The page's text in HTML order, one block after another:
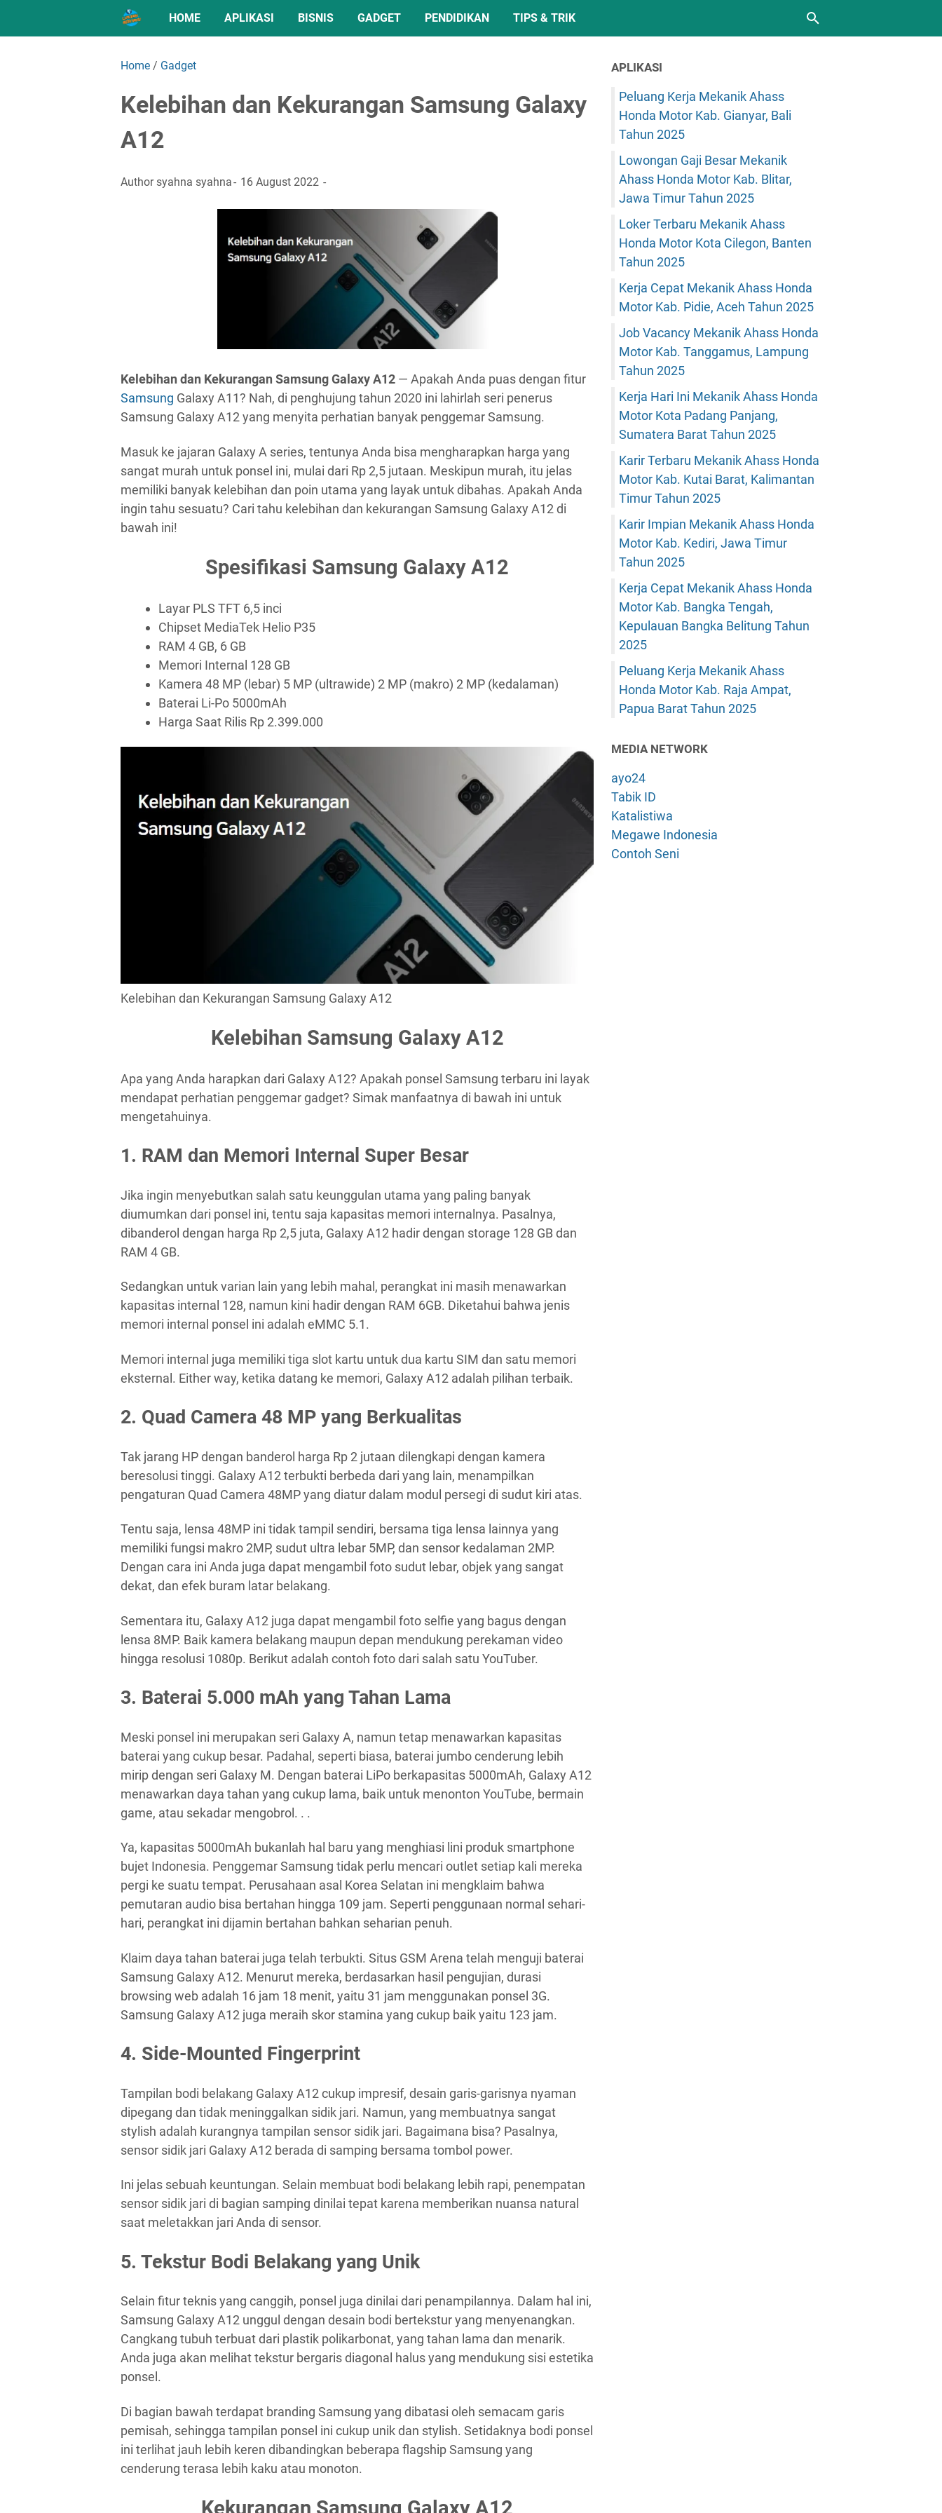
HOME APLIKASI BISNIS GADGET PENDIDIKAN TIPS & TRIK
Home / Gadget
Kelebihan dan Kekurangan Samsung Galaxy
A12
Authorsyahna syahna 16 August 2022
Kelebihan dan Kekurangan Samsung Galaxy A12 — Apakah Anda puas dengan fitur
Samsung Galaxy A11? Nah, di penghujung tahun 2020 ini lahirlah seri penerus
Samsung Galaxy A12 yang menyita perhatian banyak penggemar Samsung.
Masuk ke jajaran Galaxy A series, tentunya Anda bisa mengharapkan harga yang
sangat murah untuk ponsel ini, mulai dari Rp 2,5 jutaan. Meskipun murah, itu jelas
memiliki banyak kelebihan dan poin utama yang layak untuk dibahas. Apakah Anda
ingin tahu sesuatu? Cari tahu kelebihan dan kekurangan Samsung Galaxy A12 di
bawah ini!
Spesifikasi Samsung Galaxy A12
Layar PLS TFT 6,5 inci
Chipset MediaTek Helio P35
RAM 4 GB, 6 GB
Memori Internal 128 GB
Kamera 48 MP (lebar) 5 MP (ultrawide) 2 MP (makro) 2 MP (kedalaman)
Baterai Li-Po 5000mAh
Harga Saat Rilis Rp 2.399.000
Kelebihan dan Kekurangan Samsung Galaxy A12
Kelebihan Samsung Galaxy A12
Apa yang Anda harapkan dari Galaxy A12? Apakah ponsel Samsung terbaru ini layak
mendapat perhatian penggemar gadget? Simak manfaatnya di bawah ini untuk
mengetahuinya.
1. RAM dan Memori Internal Super Besar
Jika ingin menyebutkan salah satu keunggulan utama yang paling banyak
diumumkan dari ponsel ini, tentu saja kapasitas memori internalnya. Pasalnya,
dibanderol dengan harga Rp 2,5 juta, Galaxy A12 hadir dengan storage 128 GB dan
RAM 4 GB.
Sedangkan untuk varian lain yang lebih mahal, perangkat ini masih menawarkan
kapasitas internal 128, namun kini hadir dengan RAM 6GB. Diketahui bahwa jenis
memori internal ponsel ini adalah eMMC 5.1.
Memori internal juga memiliki tiga slot kartu untuk dua kartu SIM dan satu memori
eksternal. Either way, ketika datang ke memori, Galaxy A12 adalah pilihan terbaik.
2. Quad Camera 48 MP yang Berkualitas
Tak jarang HP dengan banderol harga Rp 2 jutaan dilengkapi dengan kamera
beresolusi tinggi. Galaxy A12 terbukti berbeda dari yang lain, menampilkan
pengaturan Quad Camera 48MP yang diatur dalam modul persegi di sudut kiri atas.
Tentu saja, lensa 48MP ini tidak tampil sendiri, bersama tiga lensa lainnya yang
memiliki fungsi makro 2MP, sudut ultra lebar 5MP, dan sensor kedalaman 2MP.
Dengan cara ini Anda juga dapat mengambil foto sudut lebar, objek yang sangat
dekat, dan efek buram latar belakang.
Sementara itu, Galaxy A12 juga dapat mengambil foto selfie yang bagus dengan
lensa 8MP. Baik kamera belakang maupun depan mendukung perekaman video
hingga resolusi 1080p. Berikut adalah contoh foto dari salah satu YouTuber.
3. Baterai 5.000 mAh yang Tahan Lama
Meski ponsel ini merupakan seri Galaxy A, namun tetap menawarkan kapasitas
baterai yang cukup besar. Padahal, seperti biasa, baterai jumbo cenderung lebih
mirip dengan seri Galaxy M. Dengan baterai LiPo berkapasitas 5000mAh, Galaxy A12
menawarkan daya tahan yang cukup lama, baik untuk menonton YouTube, bermain
game, atau sekadar mengobrol. . .
Ya, kapasitas 5000mAh bukanlah hal baru yang menghiasi lini produk smartphone
bujet Indonesia. Penggemar Samsung tidak perlu mencari outlet setiap kali mereka
pergi ke suatu tempat. Perusahaan asal Korea Selatan ini mengklaim bahwa
pemutaran audio bisa bertahan hingga 109 jam. Seperti penggunaan normal sehari-
hari, perangkat ini dijamin bertahan bahkan seharian penuh.
Klaim daya tahan baterai juga telah terbukti. Situs GSM Arena telah menguji baterai
Samsung Galaxy A12. Menurut mereka, berdasarkan hasil pengujian, durasi
browsing web adalah 16 jam 18 menit, yaitu 31 jam menggunakan ponsel 3G.
Samsung Galaxy A12 juga meraih skor stamina yang cukup baik yaitu 123 jam.
4. Side-Mounted Fingerprint
Tampilan bodi belakang Galaxy A12 cukup impresif, desain garis-garisnya nyaman
dipegang dan tidak meninggalkan sidik jari. Namun, yang membuatnya sangat
stylish adalah kurangnya tampilan sensor sidik jari. Bagaimana bisa? Pasalnya,
sensor sidik jari Galaxy A12 berada di samping bersama tombol power.
Ini jelas sebuah keuntungan. Selain membuat bodi belakang lebih rapi, penempatan
sensor sidik jari di bagian samping dinilai tepat karena memberikan nuansa natural
saat meletakkan jari Anda di sensor.
5. Tekstur Bodi Belakang yang Unik
Selain fitur teknis yang canggih, ponsel juga dinilai dari penampilannya. Dalam hal ini,
Samsung Galaxy A12 unggul dengan desain bodi bertekstur yang menyenangkan.
Cangkang tubuh terbuat dari plastik polikarbonat, yang tahan lama dan menarik.
Anda juga akan melihat tekstur bergaris diagonal halus yang mendukung sisi estetika
ponsel.
Di bagian bawah terdapat branding Samsung yang dibatasi oleh semacam garis
pemisah, sehingga tampilan ponsel ini cukup unik dan stylish. Setidaknya bodi ponsel
ini terlihat jauh lebih keren dibandingkan beberapa flagship Samsung yang
cenderung terasa lebih kaku atau monoton.
Kekurangan Samsung Galaxy A12
APLIKASI
Peluang Kerja Mekanik Ahass
Honda Motor Kab. Gianyar, Bali
Tahun 2025
Lowongan Gaji Besar Mekanik
Ahass Honda Motor Kab. Blitar,
Jawa Timur Tahun 2025
Loker Terbaru Mekanik Ahass
Honda Motor Kota Cilegon, Banten
Tahun 2025
Kerja Cepat Mekanik Ahass Honda
Motor Kab. Pidie, Aceh Tahun 2025
Job Vacancy Mekanik Ahass Honda
Motor Kab. Tanggamus, Lampung
Tahun 2025
Kerja Hari Ini Mekanik Ahass Honda
Motor Kota Padang Panjang,
Sumatera Barat Tahun 2025
Karir Terbaru Mekanik Ahass Honda
Motor Kab. Kutai Barat, Kalimantan
Timur Tahun 2025
Karir Impian Mekanik Ahass Honda
Motor Kab. Kediri, Jawa Timur
Tahun 2025
Kerja Cepat Mekanik Ahass Honda
Motor Kab. Bangka Tengah,
Kepulauan Bangka Belitung Tahun
2025
Peluang Kerja Mekanik Ahass
Honda Motor Kab. Raja Ampat,
Papua Barat Tahun 2025
MEDIA NETWORK
ayo24
Tabik ID
Katalistiwa
Megawe Indonesia
Contoh Seni